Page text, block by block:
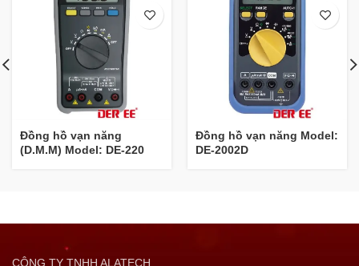
Đồng hồ vạn năng
(D.M.M) Model: DE-220
Đồng hồ vạn năng Model:
DE-2002D
CÔNG TY TNHH ALATECH